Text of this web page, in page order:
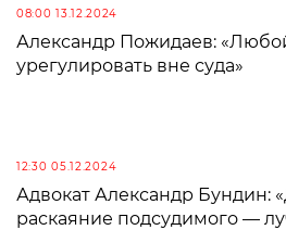
08:00 13.12.2024
Александр Пожидаев:
урегулировать вне суда»
12:30 05.12.2024
Адвокат Александр Бундин:
раскаяние подсудимого —